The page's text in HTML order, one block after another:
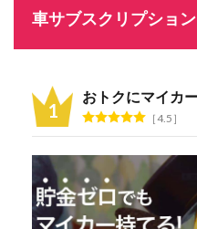
車サブスクリプション
おトクにマイカ
4.5